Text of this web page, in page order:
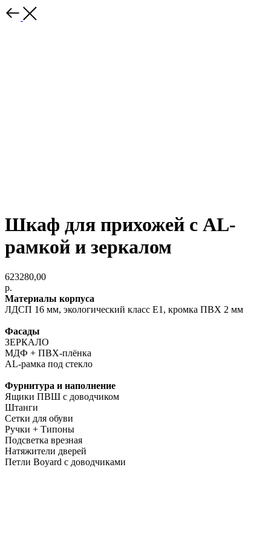
Шкаф для прихожей с AL-
рамкой и зеркалом
623280,00
р.
Материалы корпуса
ЛДСП 16 мм, экологический класс E1, кромка ПВХ 2 мм
Фасады
ЗЕРКАЛО
МДФ + ПВХ-плёнка
AL-рамка под стекло
Фурнитура и наполнение
Ящики ПВШ с доводчиком
Штанги
Сетки для обуви
Ручки + Типоны
Подсветка врезная
Натяжители дверей
Петли Boyard с доводчиками